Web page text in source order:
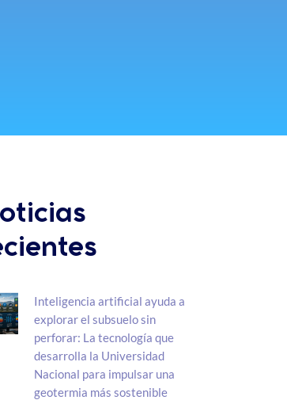
Inteligencia artificial ayuda a
explorar el subsuelo sin
perforar: La tecnología que
desarrolla la Universidad
Nacional para impulsar una
geotermia más sostenible